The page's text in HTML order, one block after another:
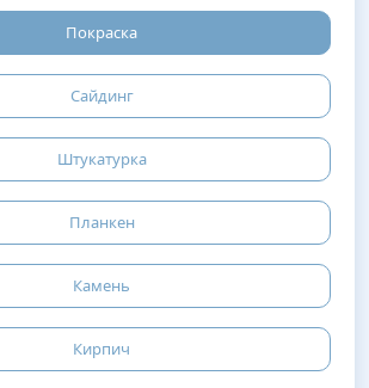
Покраска
Сайдинг
Штукатурка
Планкен
Камень
Кирпич